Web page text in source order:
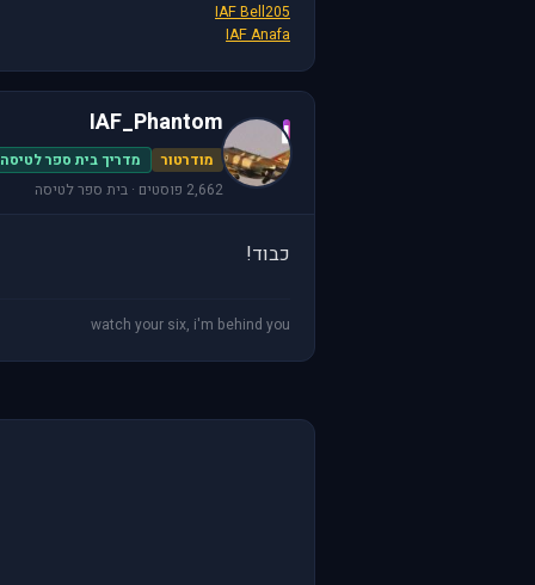
IAF Bell205
IAF Anafa
I
IAF_Phantom
מודרטור מדריך בית ספר לטיסה
2,662 פוסטים · בית ספר לטיסה
כבוד!
watch your six, i'm behind you